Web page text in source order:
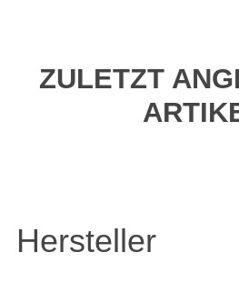
ZULETZT
Hersteller